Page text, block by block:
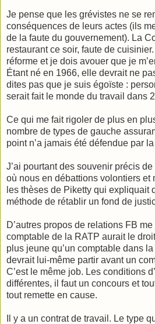
Je pense que les grévistes ne se
conséquences de leurs actes (ils
de la faute du gouvernement). La
restaurant ce soir, faute de
réforme et je dois avouer que je
Étant né en 1966, elle devrait ne
dites pas que je suis égoïste :
serait fait le monde du travail dans
Ce qui me fait rigoler de plus en
nombre de types de gauche
point n’a jamais été défendue par
J’ai pourtant des souvenir précis
où nous en débattions volontiers et
les thèses de Piketty qui expliquait
méthode de rétablir un fond de
D’autres propos de relations FB
comptable de la RATP aurait le
plus jeune qu’un comptable dans
devrait lui-même partir avant un
C’est le même job. Les conditions
différentes, il faut un concours et
tout remette en cause.
Il y a un contrat de travail. Le type